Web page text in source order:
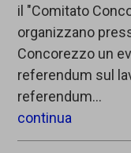
il "Comitato
organizzano
Concorezzo un
referendum sul
referendum…
continua